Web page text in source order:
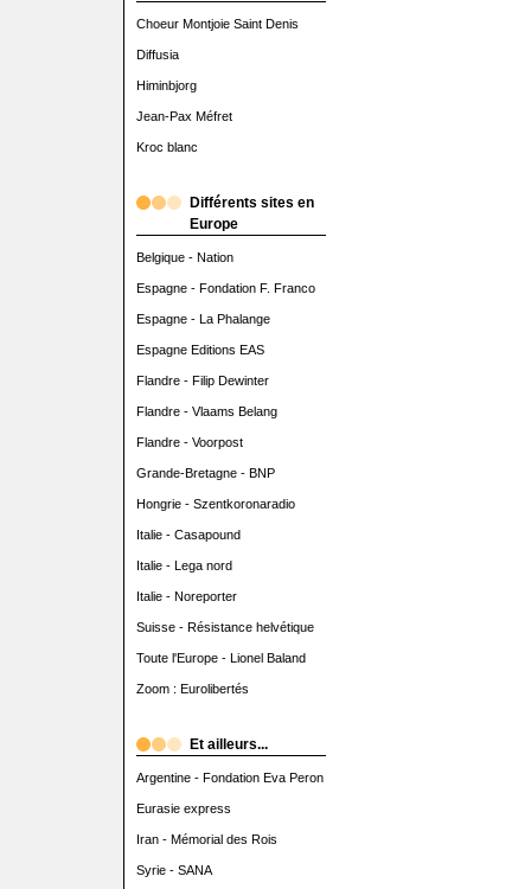
Choeur Montjoie Saint Denis
Diffusia
Himinbjorg
Jean-Pax Méfret
Kroc blanc
Différents sites en
Europe
Belgique - Nation
Espagne - Fondation F. Franco
Espagne - La Phalange
Espagne Editions EAS
Flandre - Filip Dewinter
Flandre - Vlaams Belang
Flandre - Voorpost
Grande-Bretagne - BNP
Hongrie - Szentkoronaradio
Italie - Casapound
Italie - Lega nord
Italie - Noreporter
Suisse - Résistance helvétique
Toute l'Europe - Lionel Baland
Zoom : Eurolibertés
Et ailleurs...
Argentine - Fondation Eva Peron
Eurasie express
Iran - Mémorial des Rois
Syrie - SANA